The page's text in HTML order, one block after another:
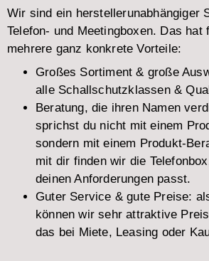
Wir sind ein herstellerunabhängiger
Telefon- und Meetingboxen. Das hat
mehrere ganz konkrete Vorteile:
Großes Sortiment & große
alle Schallschutzklassen &
Beratung, die ihren Namen
sprichst du nicht mit einem
sondern mit einem Produkt-
mit dir finden wir die
deinen Anforderungen passt.
Guter Service & gute Preise:
können wir sehr attraktive
das bei Miete, Leasing oder